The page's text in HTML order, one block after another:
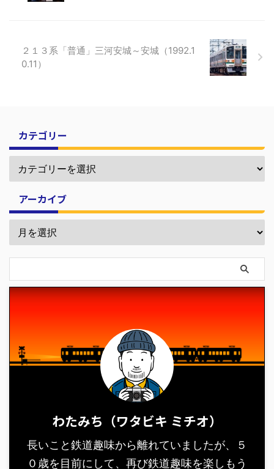
２１３系「普通」三河安城～安城（1992.1
0.11）
カテゴリー
アーカイブ
わたみち（ワタビキ ミチオ）
長いこと鉄道趣味から離れていましたが、５
０歳を目前にして、再び鉄道趣味を楽しもう